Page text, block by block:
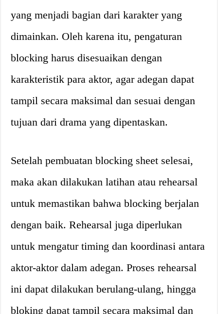
yang menjadi bagian dari karakter yang
dimainkan. Oleh karena itu, pengaturan
blocking harus disesuaikan dengan
karakteristik para aktor, agar adegan dapat
tampil secara maksimal dan sesuai dengan
tujuan dari drama yang dipentaskan.
Setelah pembuatan blocking sheet selesai,
maka akan dilakukan latihan atau rehearsal
untuk memastikan bahwa blocking berjalan
dengan baik. Rehearsal juga diperlukan
untuk mengatur timing dan koordinasi antara
aktor-aktor dalam adegan. Proses rehearsal
ini dapat dilakukan berulang-ulang, hingga
bloking dapat tampil secara maksimal dan